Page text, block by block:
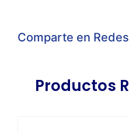
Comparte en Redes
Productos